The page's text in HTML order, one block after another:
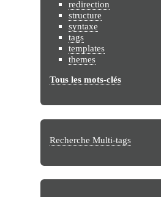
redirection
structure
syntaxe
tags
templates
themes
Tous les mots-clés
Recherche Multi-tags